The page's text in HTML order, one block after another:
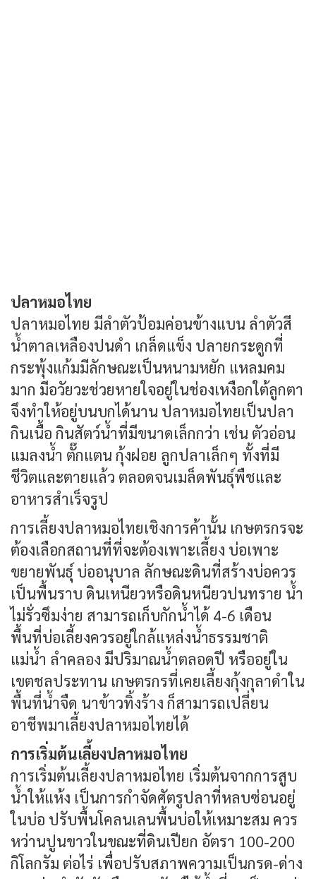
ปลาหมอไทย
ปลาหมอไทย มีลำตัวป้อมค่อนข้างแบน ลำตัวสี
น้ำตาลเหลืองปนดำ เกล็ดแข็ง ปลายกระดูกที่
กระพุ้งแก้มมีลักษณะเป็นหนามหยัก แหลมคม
มาก มีอวัยวะช่วยหายใจอยู่ในช่องเหงือกใต้ลูกตา
จึงทำให้อยู่บนบกได้นาน ปลาหมอไทยเป็นปลา
กินเนื้อ กินสัตว์น้ำที่มีขนาดเล็กกว่า เช่น ตัวอ่อน
แมลงน้ำ ตั๊กแตน กุ้งฝอย ลูกปลาเล็กๆ ทั้งที่มี
ชีวิตและตายแล้ว ตลอดจนเมล็ดพันธุ์พืชและ
อาหารสำเร็จรูป
การเลี้ยงปลาหมอไทยเชิงการค้านั้น เกษตรกรจะ
ต้องเลือกสถานที่ที่จะต้องเพาะเลี้ยง บ่อเพาะ
ขยายพันธุ์ บ่ออนุบาล ลักษณะดินที่สร้างบ่อควร
เป็นพื้นราบ ดินเหนียวหรือดินหนียวปนทราย น้ำ
ไม่รั่วซึมง่าย สามารถเก็บกักน้ำได้ 4-6 เดือน
พื้นที่บ่อเลี้ยงควรอยู่ใกล้แหล่งน้ำธรรมชาติ
แม่น้ำ ลำคลอง มีปริมาณน้ำตลอดปี หรืออยู่ใน
เขตชลประทาน เกษตรกรที่เคยเลี้ยงกุ้งกุลาดำใน
พื้นที่น้ำจืด นาข้าวทิ้งร้าง ก็สามารถเปลี่ยน
อาชีพมาเลี้ยงปลาหมอไทยได้
การเริ่มต้นเลี้ยงปลาหมอไทย
การเริ่มต้นเลี้ยงปลาหมอไทย เริ่มต้นจากการสูบ
น้ำให้แห้ง เป็นการกำจัดศัตรูปลาที่หลบซ่อนอยู่
ในบ่อ ปรับพื้นโคลนเลนพื้นบ่อให้เหมาะสม ควร
หว่านปูนขาวในขณะที่ดินเปียก อัตรา 100-200
กิโลกรัม ต่อไร่ เพื่อปรับสภาพความเป็นกรด-ด่าง